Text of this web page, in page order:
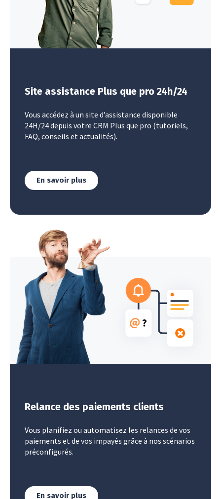
Site assistance Plus que pro 24h/24
Vous accédez à un site d’assistance disponible
24H/24 depuis votre CRM Plus que pro (tutoriels,
FAQ, conseils et actualités).
En savoir plus
Relance des paiements clients
Vous planifiez ou automatisez les relances de vos
paiements et de vos impayés grâce à nos scénarios
préconfigurés.
En savoir plus